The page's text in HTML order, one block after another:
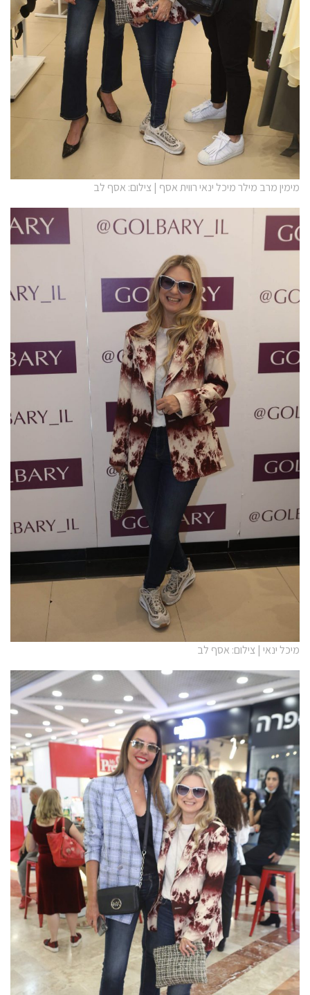
מימין מרב מילר מיכל ינאי רווית אסף | צילום: אסף לב
מיכל ינאי | צילום: אסף לב